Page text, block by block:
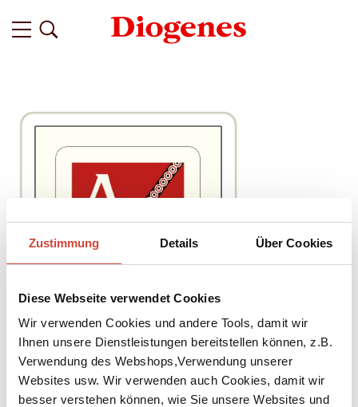
Zustimmung Details Über Cookies
Diese Webseite verwendet Cookies
Wir verwenden Cookies und andere Tools, damit wir
Ihnen unsere Dienstleistungen bereitstellen können, z.B.
Verwendung des Webshops,Verwendung unserer
Websites usw. Wir verwenden auch Cookies, damit wir
besser verstehen können, wie Sie unsere Websites und